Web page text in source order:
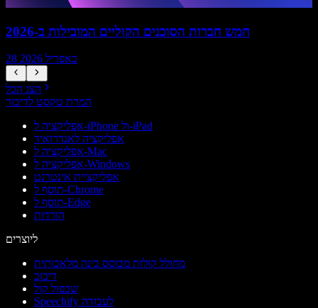
חמש חברות הסוכנים הקוליים המובילות ב-2026
28 באפריל 2026
הצג הכל
המרת טקסט לדיבור
אפליקציה ל-iPhone ול-iPad
אפליקציה לאנדרואיד
אפליקציה ל-Mac
אפליקציה ל-Windows
אפליקציית אינטרנט
תוסף ל-Chrome
תוסף ל-Edge
הורדות
ליוצרים
מחולל קולות מבוסס בינה מלאכותית
דיבוב
שכפול קול
Speechify לעבודה